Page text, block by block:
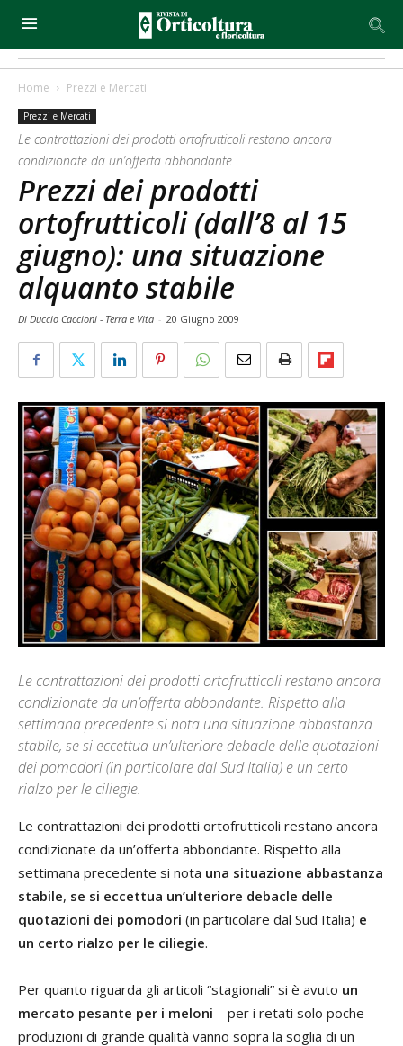
Home Prezzi e Mercati
Prezzi e Mercati
Le contrattazioni dei prodotti ortofrutticoli restano ancora
condizionate da un’offerta abbondante
Prezzi dei prodotti
ortofrutticoli (dall’8 al 15
giugno): una situazione
alquanto stabile
Di Duccio Caccioni - Terra e Vita - 20 Giugno 2009
Le contrattazioni dei prodotti ortofrutticoli restano ancora
condizionate da un’offerta abbondante. Rispetto alla
settimana precedente si nota una situazione abbastanza
stabile, se si eccettua un’ulteriore debacle delle quotazioni
dei pomodori (in particolare dal Sud Italia) e un certo
rialzo per le ciliegie.
Le contrattazioni dei prodotti ortofrutticoli restano ancora
condizionate da un’offerta abbondante. Rispetto alla
settimana precedente si nota una situazione abbastanza
stabile, se si eccettua un’ulteriore debacle delle
quotazioni dei pomodori (in particolare dal Sud Italia) e
un certo rialzo per le ciliegie.
Per quanto riguarda gli articoli “stagionali” si è avuto un
mercato pesante per i meloni – per i retati solo poche
produzioni di grande qualità vanno sopra la soglia di un